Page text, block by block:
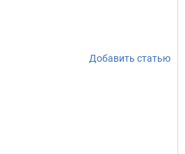
Добавить статью